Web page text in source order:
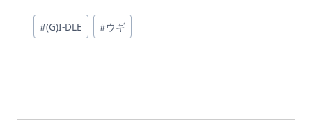
投
稿
#(G)I-DLE #ウギ